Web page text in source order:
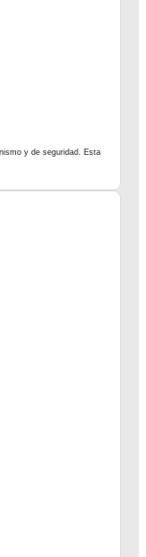
y de seguridad. Esta